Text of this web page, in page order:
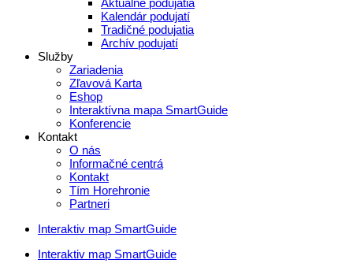
Aktuálne podujatia
Kalendár podujatí
Tradičné podujatia
Archív podujatí
Služby
Zariadenia
Zľavová Karta
Eshop
Interaktívna mapa SmartGuide
Konferencie
Kontakt
O nás
Informačné centrá
Kontakt
Tím Horehronie
Partneri
Interaktiv map SmartGuide
Interaktiv map SmartGuide